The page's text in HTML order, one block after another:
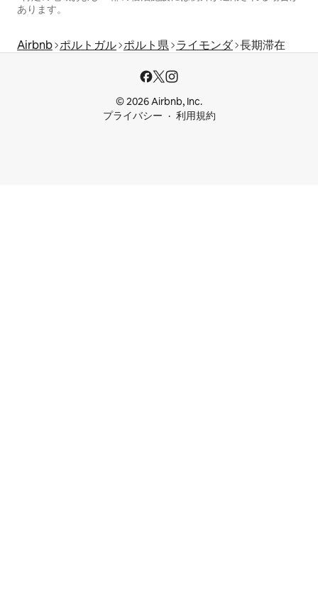
あります。
Airbnb ポルトガル ポルト県 ライモンダ 長期滞在
© 2026 Airbnb, Inc.
プライバシー
利用規約